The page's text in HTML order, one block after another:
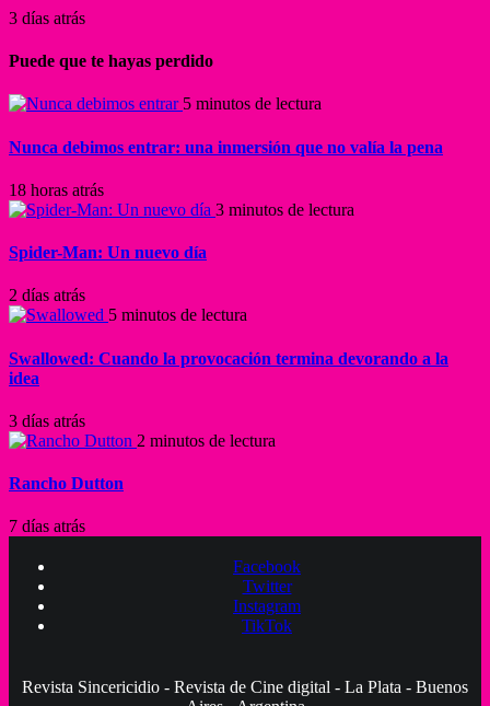
3 días atrás
Puede que te hayas perdido
5 minutos de lectura
Nunca debimos entrar: una inmersión que no valía la pena
18 horas atrás
3 minutos de lectura
Spider-Man: Un nuevo día
2 días atrás
5 minutos de lectura
Swallowed: Cuando la provocación termina devorando a la
idea
3 días atrás
2 minutos de lectura
Rancho Dutton
7 días atrás
Facebook
Twitter
Instagram
TikTok
Revista Sincericidio - Revista de Cine digital - La Plata - Buenos